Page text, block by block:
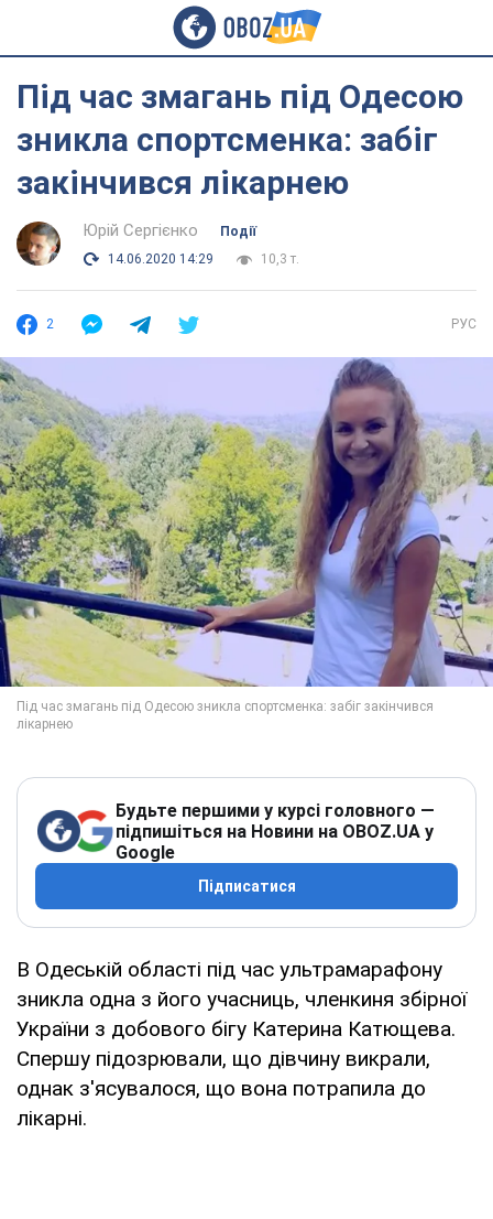
Під час змагань під Одесою
зникла спортсменка: забіг
закінчився лікарнею
Юрій Сергієнко
Події
14.06.2020 14:29
10,3 т.
2 РУС
Будьте першими у курсі головного —
підпишіться на Новини на OBOZ.UA у
Google
Підписатися
В Одеській області під час ультрамарафону
зникла одна з його учасниць, членкиня збірної
України з добового бігу Катерина Катющева.
Спершу підозрювали, що дівчину викрали,
однак з'ясувалося, що вона потрапила до
лікарні.